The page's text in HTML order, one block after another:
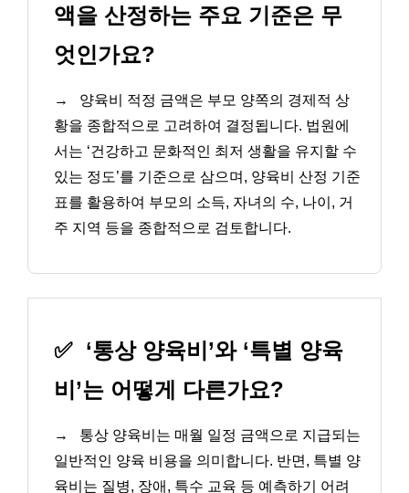
액을 산정하는 주요 기준은 무
엇인가요?
→
양육비 적정 금액은 부모 양쪽의 경제적 상
황을 종합적으로 고려하여 결정됩니다. 법원에
서는 ‘건강하고 문화적인 최저 생활을 유지할 수
있는 정도’를 기준으로 삼으며, 양육비 산정 기준
표를 활용하여 부모의 소득, 자녀의 수, 나이, 거
주 지역 등을 종합적으로 검토합니다.
✅ ‘통상 양육비’와 ‘특별 양육
비’는 어떻게 다른가요?
→
통상 양육비는 매월 일정 금액으로 지급되는
일반적인 양육 비용을 의미합니다. 반면, 특별 양
육비는 질병, 장애, 특수 교육 등 예측하기 어려